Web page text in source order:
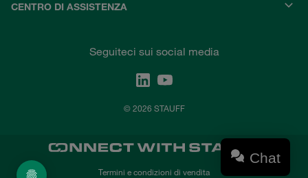
CENTRO DI ASSISTENZA
Seguiteci sui social media
© 2026 STAUFF
Termini e condizioni di vendita
Chat